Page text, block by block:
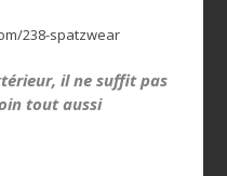
238-spatzwear
il ne suffit pas
tout aussi